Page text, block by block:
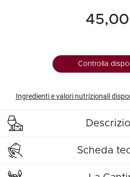
Controlla
Ingredienti e valori nutrizionali
Scheda